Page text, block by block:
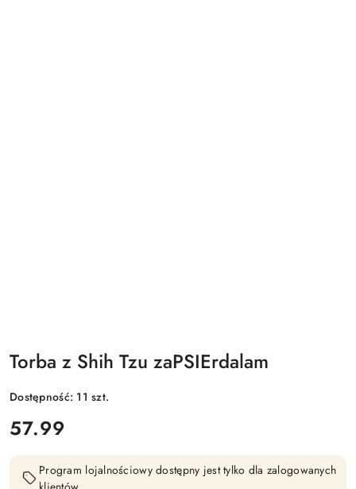
Torba z Shih Tzu zaPSIErdalam
Dostępność: 11szt.
cena:
57.99
Program lojalnościowy dostępny jest tylko dla zalogowanych